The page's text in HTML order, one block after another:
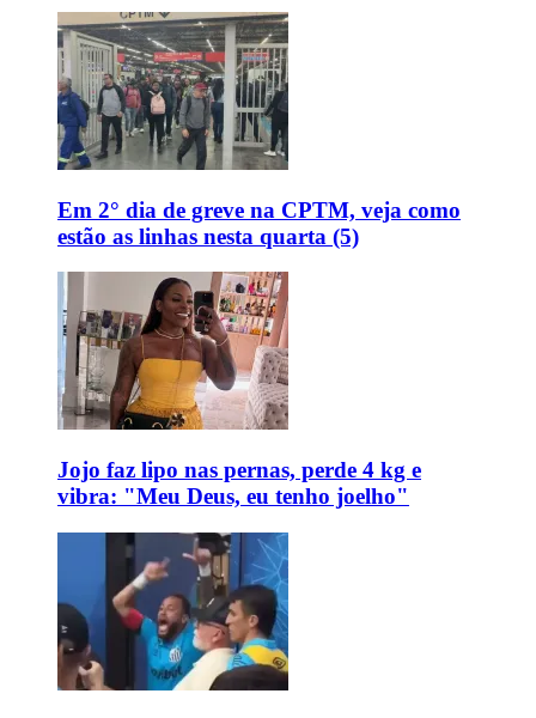
Em 2° dia de greve na CPTM, veja como
estão as linhas nesta quarta (5)
Jojo faz lipo nas pernas, perde 4 kg e
vibra: "Meu Deus, eu tenho joelho"